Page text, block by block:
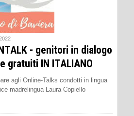
- genitori in dialogo
gratuiti IN ITALIANO
agli Online-Talks condotti in lingua
madrelingua Laura Copiello